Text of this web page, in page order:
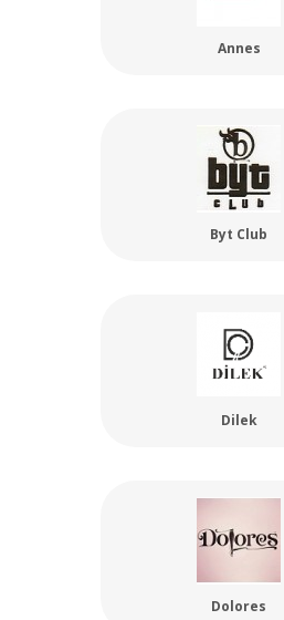
Annes
Byt Club
Dilek
Dolores